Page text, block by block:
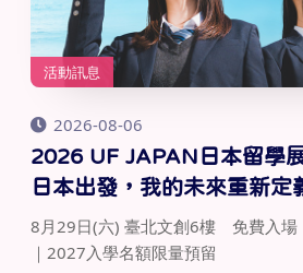
活動訊息
2026-08-06
2026 UF JAPAN日本留學
日本出發，我的未來重新定
8月29日(六) 臺北文創6樓 免費入場
｜2027入學名額限量預留